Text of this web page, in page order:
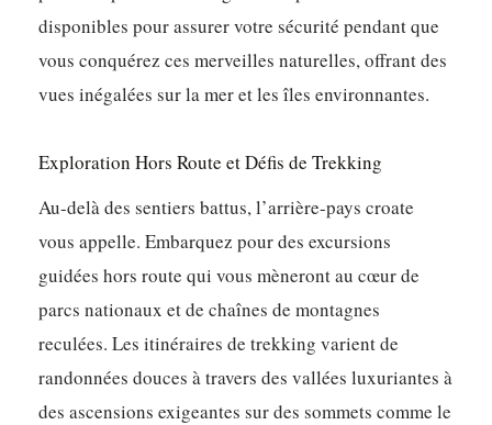
disponibles pour assurer votre sécurité pendant que
vous conquérez ces merveilles naturelles, offrant des
vues inégalées sur la mer et les îles environnantes.
Exploration Hors Route et Défis de Trekking
Au-delà des sentiers battus, l’arrière-pays croate
vous appelle. Embarquez pour des excursions
guidées hors route qui vous mèneront au cœur de
parcs nationaux et de chaînes de montagnes
reculées. Les itinéraires de trekking varient de
randonnées douces à travers des vallées luxuriantes à
des ascensions exigeantes sur des sommets comme le